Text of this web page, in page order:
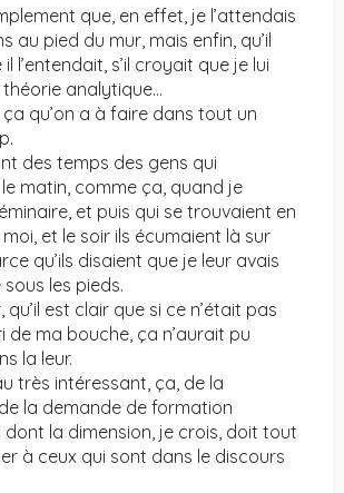
que, en effet, je l’attendais
au pied du mur, mais enfin, qu’il
l’entendait, s’il croyait que je lui
analytique…
ça qu’on a à faire dans tout un
des temps des gens qui
matin, comme ça, quand je
et puis qui se trouvaient en
et le soir ils écumaient là sur
qu’ils disaient que je leur avais
sous les pieds.
qu’il est clair que si ce n’était pas
de ma bouche, ça n’aurait pu
la leur.
très intéressant, ça, de la
la demande de formation
la dimension, je crois, doit tout
à ceux qui sont dans le discours